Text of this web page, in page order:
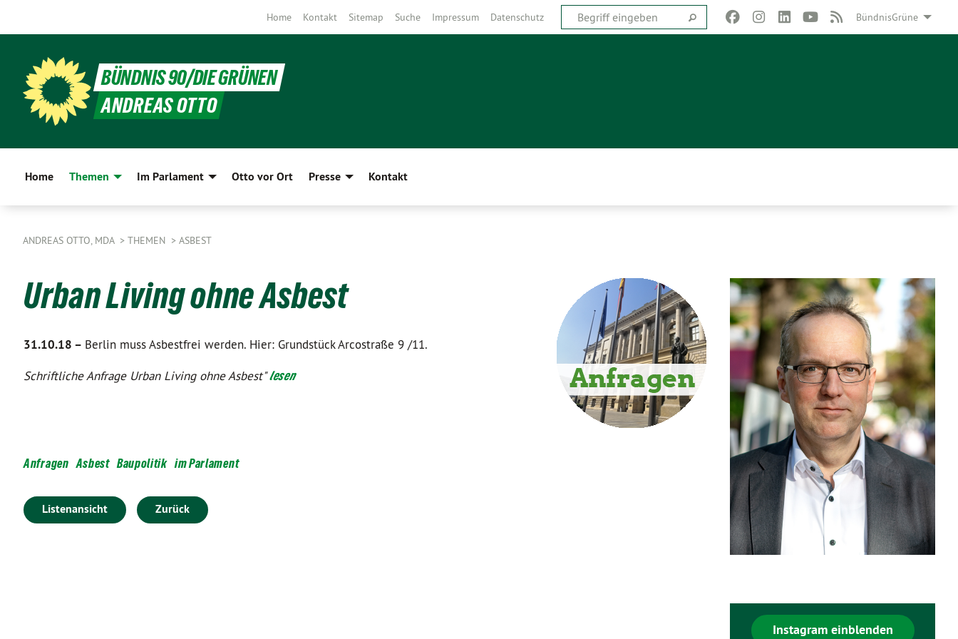
BündnisGrüne
Home Kontakt Sitemap Suche Impressum Datenschutz
BÜNDNIS 90/DIE GRÜNEN
ANDREAS OTTO
Home Themen Im Parlament Otto vor Ort Presse Kontakt
ANDREAS OTTO, MDA THEMEN ASBEST
Urban Living ohne Asbest
31.10.18 – Berlin muss Asbestfrei werden. Hier: Grundstück Arcostraße 9 /11.
Schriftliche Anfrage Urban Living ohne Asbest"lesen
Anfragen Asbest Baupolitik im Parlament
Listenansicht Zurück
Instagram einblenden